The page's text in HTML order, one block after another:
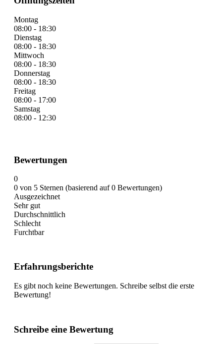
Montag
08:00 - 18:30
Dienstag
08:00 - 18:30
Mittwoch
08:00 - 18:30
Donnerstag
08:00 - 18:30
Freitag
08:00 - 17:00
Samstag
08:00 - 12:30
Bewertungen
0
0 von 5 Sternen (basierend auf 0 Bewertungen)
Ausgezeichnet
Sehr gut
Durchschnittlich
Schlecht
Furchtbar
Erfahrungsberichte
Es gibt noch keine Bewertungen. Schreibe selbst die erste
Bewertung!
Schreibe eine Bewertung